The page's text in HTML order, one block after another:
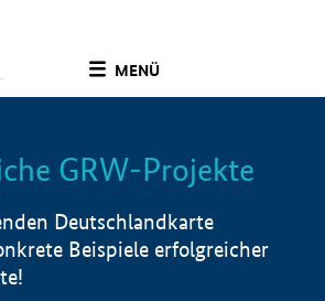
MENÜ
Info
GRW-Projekte
Deutschlandkarte
Beispiele erfolgreicher